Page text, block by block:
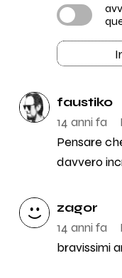
faustiko
14 anni fa
Pensare
davvero
zagor
14 anni fa
bravissimi